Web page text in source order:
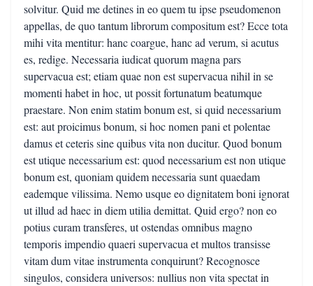
solvitur. Quid me detines in eo quem tu ipse pseudomenon
appellas, de quo tantum librorum compositum est? Ecce tota
mihi vita mentitur: hanc coargue, hanc ad verum, si acutus
es, redige. Necessaria iudicat quorum magna pars
supervacua est; etiam quae non est supervacua nihil in se
momenti habet in hoc, ut possit fortunatum beatumque
praestare. Non enim statim bonum est, si quid necessarium
est: aut proicimus bonum, si hoc nomen pani et polentae
damus et ceteris sine quibus vita non ducitur. Quod bonum
est utique necessarium est: quod necessarium est non utique
bonum est, quoniam quidem necessaria sunt quaedam
eademque vilissima. Nemo usque eo dignitatem boni ignorat
ut illud ad haec in diem utilia demittat. Quid ergo? non eo
potius curam transferes, ut ostendas omnibus magno
temporis impendio quaeri supervacua et multos transisse
vitam dum vitae instrumenta conquirunt? Recognosce
singulos, considera universos: nullius non vita spectat in